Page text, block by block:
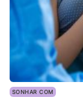
SONHAR COM